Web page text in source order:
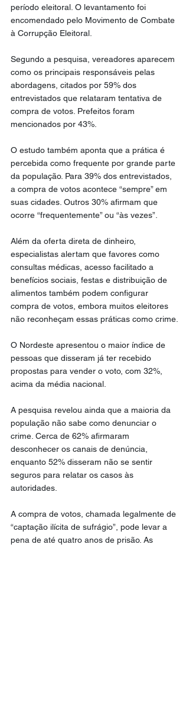
período eleitoral. O levantamento foi
encomendado pelo Movimento de Combate
à Corrupção Eleitoral.
Segundo a pesquisa, vereadores aparecem
como os principais responsáveis pelas
abordagens, citados por 59% dos
entrevistados que relataram tentativa de
compra de votos. Prefeitos foram
mencionados por 43%.
O estudo também aponta que a prática é
percebida como frequente por grande parte
da população. Para 39% dos entrevistados,
a compra de votos acontece “sempre” em
suas cidades. Outros 30% afirmam que
ocorre “frequentemente” ou “às vezes”.
Além da oferta direta de dinheiro,
especialistas alertam que favores como
consultas médicas, acesso facilitado a
benefícios sociais, festas e distribuição de
alimentos também podem configurar
compra de votos, embora muitos eleitores
não reconheçam essas práticas como crime.
O Nordeste apresentou o maior índice de
pessoas que disseram já ter recebido
propostas para vender o voto, com 32%,
acima da média nacional.
A pesquisa revelou ainda que a maioria da
população não sabe como denunciar o
crime. Cerca de 62% afirmaram
desconhecer os canais de denúncia,
enquanto 52% disseram não se sentir
seguros para relatar os casos às
autoridades.
A compra de votos, chamada legalmente de
“captação ilícita de sufrágio”, pode levar a
pena de até quatro anos de prisão. As